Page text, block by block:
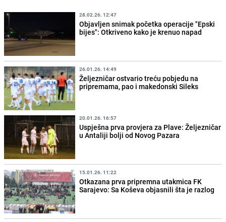
28.02.26. 12:47
Objavljen snimak početka operacije "Epski
bijes": Otkriveno kako je krenuo napad
26.01.26. 14:49
Željezničar ostvario treću pobjedu na
pripremama, pao i makedonski Sileks
20.01.26. 16:57
Uspješna prva provjera za Plave: Željezničar
u Antaliji bolji od Novog Pazara
15.01.26. 11:22
Otkazana prva pripremna utakmica FK
Sarajevo: Sa Koševa objasnili šta je razlog